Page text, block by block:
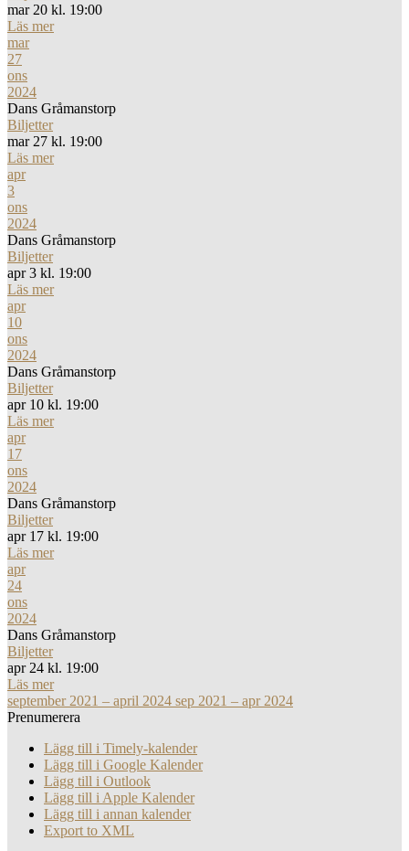
mar 20 kl. 19:00
Läs mer
mar
27
ons
2024
Dans Gråmanstorp
Biljetter
mar 27 kl. 19:00
Läs mer
apr
3
ons
2024
Dans Gråmanstorp
Biljetter
apr 3 kl. 19:00
Läs mer
apr
10
ons
2024
Dans Gråmanstorp
Biljetter
apr 10 kl. 19:00
Läs mer
apr
17
ons
2024
Dans Gråmanstorp
Biljetter
apr 17 kl. 19:00
Läs mer
apr
24
ons
2024
Dans Gråmanstorp
Biljetter
apr 24 kl. 19:00
Läs mer
september 2021 – april 2024 sep 2021 – apr 2024
Prenumerera
Lägg till i Timely-kalender
Lägg till i Google Kalender
Lägg till i Outlook
Lägg till i Apple Kalender
Lägg till i annan kalender
Export to XML